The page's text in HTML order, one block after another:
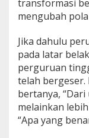
transformasi
mengubah
Jika dahulu
pada latar
perguruan
telah
bertanya, “Dari
melainkan
“Apa yang